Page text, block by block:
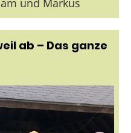
und Markus
ab – Das ganze